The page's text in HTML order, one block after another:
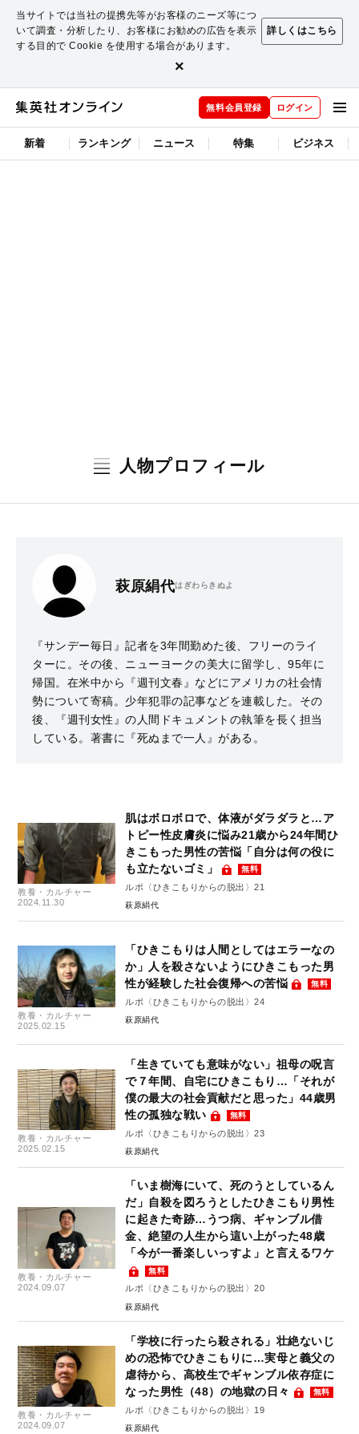
当サイトでは当社の提携先等がお客様のニーズ等につ
いて調査・分析したり、お客様にお勧めの広告を表示
する目的で Cookie を使用する場合があります。
詳しくはこちら
×
無料会員登録 ログイン
新着 ランキング ニュース 特集 ビジネス
人物プロフィール
萩原絹代はぎわらきぬよ
『サンデー毎日』記者を3年間勤めた後、フリーのライ
ターに。その後、ニューヨークの美大に留学し、95年に
帰国。在米中から『週刊文春』などにアメリカの社会情
勢について寄稿。少年犯罪の記事などを連載した。その
後、『週刊女性』の人間ドキュメントの執筆を長く担当
している。著書に『死ぬまで一人』がある。
教養・カルチャー
2024.11.30
肌はボロボロで、体液がダラダラと…ア
トピー性皮膚炎に悩み21歳から24年間ひ
きこもった男性の苦悩「自分は何の役に
も立たないゴミ」
無料
ルポ〈ひきこもりからの脱出〉21
萩原絹代
教養・カルチャー
2025.02.15
「ひきこもりは人間としてはエラーなの
か」人を殺さないようにひきこもった男
性が経験した社会復帰への苦悩
無料
ルポ〈ひきこもりからの脱出〉24
萩原絹代
教養・カルチャー
2025.02.15
「生きていても意味がない」祖母の呪言
で７年間、自宅にひきこもり…「それが
僕の最大の社会貢献だと思った」44歳男
性の孤独な戦い
無料
ルポ〈ひきこもりからの脱出〉23
萩原絹代
教養・カルチャー
2024.09.07
「いま樹海にいて、死のうとしているん
だ」自殺を図ろうとしたひきこもり男性
に起きた奇跡…うつ病、ギャンブル借
金、絶望の人生から這い上がった48歳
「今が一番楽しいっすよ」と言えるワケ
無料
ルポ〈ひきこもりからの脱出〉20
萩原絹代
教養・カルチャー
2024.09.07
「学校に行ったら殺される」壮絶ないじ
めの恐怖でひきこもりに…実母と義父の
虐待から、高校生でギャンブル依存症に
なった男性（48）の地獄の日々
無料
ルポ〈ひきこもりからの脱出〉19
萩原絹代